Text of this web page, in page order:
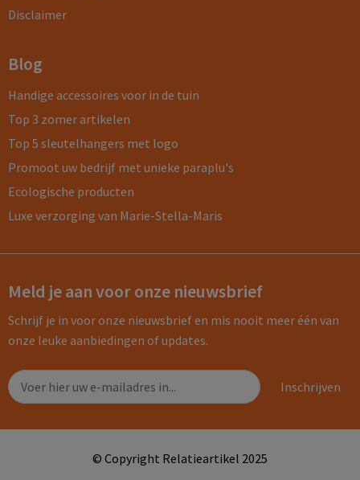
Disclaimer
Blog
Handige accessoires voor in de tuin
Top 3 zomer artikelen
Top 5 sleutelhangers met logo
Promoot uw bedrijf met unieke paraplu's
Ecologische producten
Luxe verzorging van Marie-Stella-Maris
Meld je aan voor onze nieuwsbrief
Schrijf je in voor onze nieuwsbrief en mis nooit meer één van
onze leuke aanbiedingen of updates.
© Copyright Relatieartikel 2025